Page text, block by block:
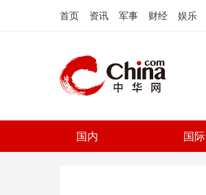
首页 资讯 军事 财经 娱乐
国内 国际